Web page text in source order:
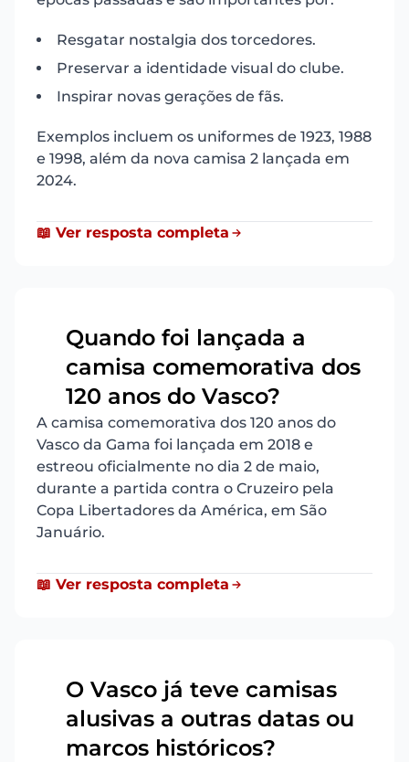
Resgatar nostalgia dos torcedores.
Preservar a identidade visual do clube.
Inspirar novas gerações de fãs.
Exemplos incluem os uniformes de 1923, 1988
e 1998, além da nova camisa 2 lançada em
2024.
📖 Ver resposta completa
Quando foi lançada a
camisa comemorativa dos
120 anos do Vasco?
A camisa comemorativa dos 120 anos do
Vasco da Gama foi lançada em 2018 e
estreou oficialmente no dia 2 de maio,
durante a partida contra o Cruzeiro pela
Copa Libertadores da América, em São
Januário.
📖 Ver resposta completa
O Vasco já teve camisas
alusivas a outras datas ou
marcos históricos?